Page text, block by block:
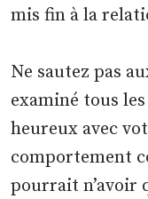
mis fin à la
Ne sautez pas
examiné tous
heureux avec
comportement
pourrait n’avoir